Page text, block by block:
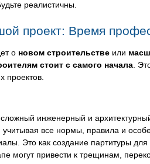
реалистичны.
проект: Время
о новом строительстве или
стоит с самого начала .
проектов.
инженерный и
все нормы, правила и
Это как создание партитуры
могут привести к трещинам,